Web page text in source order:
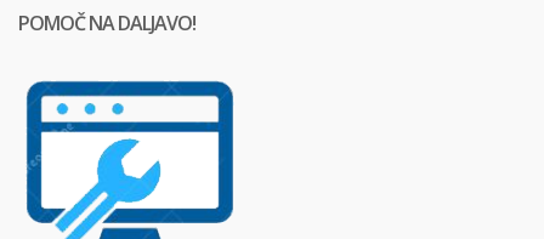
POMOČ NA DALJAVO!